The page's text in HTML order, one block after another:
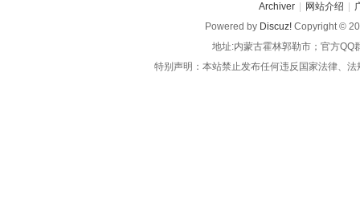
Archiver 网站介绍
Powered by Discuz! Copyright ©
地址:内蒙古霍林郭勒市；官方QQ
特别声明：本站禁止发布任何违反国家法律、